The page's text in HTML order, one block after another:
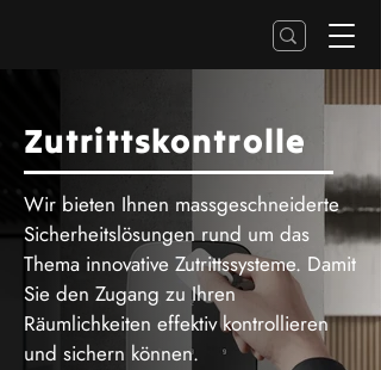
Zutrittskontrolle
Wir bieten Ihnen massgeschneiderte
Sicherheitslösungen rund um das
Thema innovative Zutrittssysteme. Damit
Sie den Zugang zu Ihren
Räumlichkeiten effektiv kontrollieren
und sichern können.